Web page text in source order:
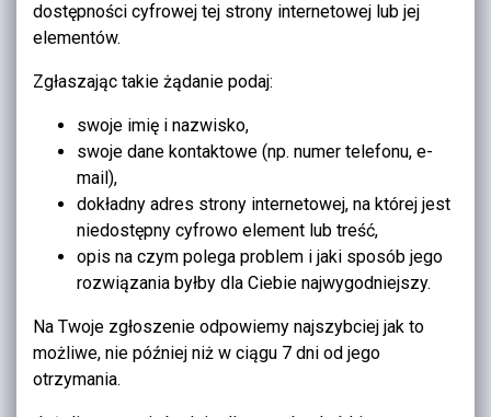
dostępności cyfrowej tej strony internetowej lub jej
elementów.
Zgłaszając takie żądanie podaj:
swoje imię i nazwisko,
swoje dane kontaktowe (np. numer telefonu, e-
mail),
dokładny adres strony internetowej, na której jest
niedostępny cyfrowo element lub treść,
opis na czym polega problem i jaki sposób jego
rozwiązania byłby dla Ciebie najwygodniejszy.
Na Twoje zgłoszenie odpowiemy najszybciej jak to
możliwe, nie później niż w ciągu 7 dni od jego
otrzymania.